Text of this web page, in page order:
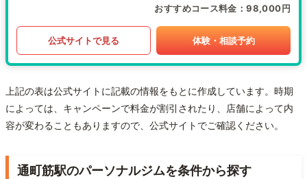
おすすめコース料金 98,000円
公式サイトで見る 体験・相談予約
上記の表は公式サイトに記載の情報をもとに作成しています。時期
によっては、キャンペーンで料金が割引されたり、店舗によって内
容が変わることもありますので、公式サイトでご確認ください。
通町筋駅のパーソナルジムを条件から探す